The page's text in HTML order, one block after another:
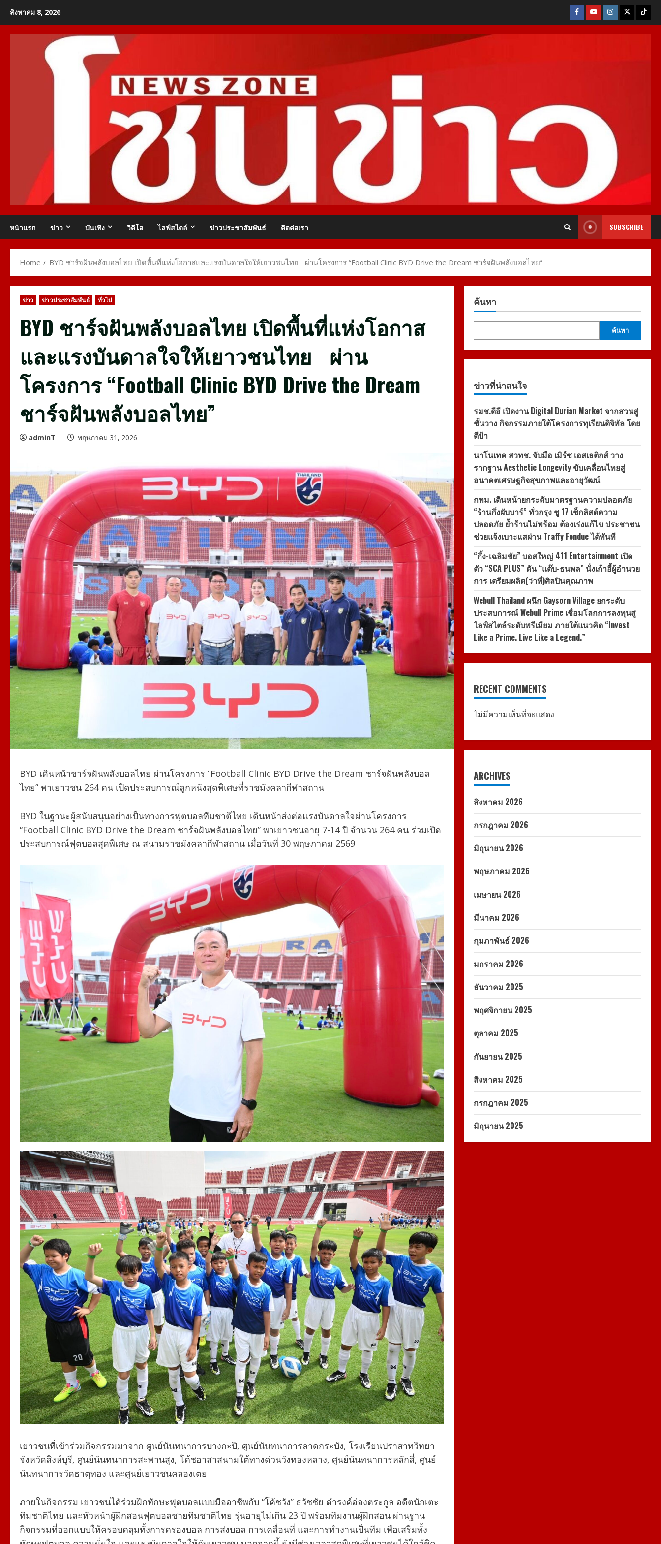
สิงหาคม 8, 2026 Facebook
YoutubeInstagram
X
หน้าแรก ข่าว บันเทิง วิดีโอ ไลฟ์สไตล์ ข่าวประชาสัมพันธ์ ติดต่อเรา SUBSCRIBE
Home BYD ชาร์จฝันพลังบอลไทย เปิดพื้นที่แห่งโอกาสและแรงบันดาลใจให้เยาวชนไทย ผ่านโครงการ “Football Clinic BYD Drive the Dream ชาร์จฝันพลังบอลไทย”
ข่าว ข่าวประชาสัมพันธ์ ทั่วไป
BYD ชาร์จฝันพลังบอลไทย เปิดพื้นที่แห่งโอกาส
และแรงบันดาลใจให้เยาวชนไทย ผ่าน
โครงการ “Football Clinic BYD Drive the Dream
ชาร์จฝันพลังบอลไทย”
adminT พฤษภาคม 31, 2026
BYD เดินหน้าชาร์จฝันพลังบอลไทย ผ่านโครงการ “Football Clinic BYD Drive the Dream ชาร์จฝันพลังบอล
ไทย” พาเยาวชน 264 คน เปิดประสบการณ์ลูกหนังสุดพิเศษที่ราชมังคลากีฬาสถาน
BYD ในฐานะผู้สนับสนุนอย่างเป็นทางการฟุตบอลทีมชาติไทย เดินหน้าส่งต่อแรงบันดาลใจผ่านโครงการ
“Football Clinic BYD Drive the Dream ชาร์จฝันพลังบอลไทย” พาเยาวชนอายุ 7-14 ปี จำนวน 264 คน ร่วมเปิด
ประสบการณ์ฟุตบอลสุดพิเศษ ณ สนามราชมังคลากีฬาสถาน เมื่อวันที่ 30 พฤษภาคม 2569
เยาวชนที่เข้าร่วมกิจกรรมมาจาก ศูนย์นันทนาการบางกะปิ, ศูนย์นันทนาการลาดกระบัง, โรงเรียนปราสาทวิทยา
จังหวัดสิงห์บุรี, ศูนย์นันทนาการสะพานสูง, โค้ชอาสาสนามใต้ทางด่วนวังทองหลาง, ศูนย์นันทนาการหลักสี่, ศูนย์
นันทนาการวัดธาตุทอง และศูนย์เยาวชนคลองเตย
ภายในกิจกรรม เยาวชนได้ร่วมฝึกทักษะฟุตบอลแบบมืออาชีพกับ “โค้ชวัง” ธวัชชัย ดำรงค์อ่องตระกูล อดีตนักเตะ
ทีมชาติไทย และหัวหน้าผู้ฝึกสอนฟุตบอลชายทีมชาติไทย รุ่นอายุไม่เกิน 23 ปี พร้อมทีมงานผู้ฝึกสอน ผ่านฐาน
กิจกรรมที่ออกแบบให้ครอบคลุมทั้งการครองบอล การส่งบอล การเคลื่อนที่ และการทำงานเป็นทีม เพื่อเสริมทั้ง
ค้นหา
ค้นหา
ข่าวที่น่าสนใจ
รมช.ดีอี เปิดงาน Digital Durian Market จากสวนสู่
ชั้นวาง กิจกรรมภายใต้โครงการทุเรียนดิจิทัล โดย
ดีป้า
นาโนเทค สวทช. จับมือ เมิร์ซ เอสเธติกส์ วาง
รากฐาน Aesthetic Longevity ขับเคลื่อนไทยสู่
อนาคตเศรษฐกิจสุขภาพและอายุวัฒน์
กทม. เดินหน้ายกระดับมาตรฐานความปลอดภัย
“ร้านกึ่งผับบาร์” ทั่วกรุง ชู 17 เช็กลิสต์ความ
ปลอดภัย ย้ำร้านไม่พร้อม ต้องเร่งแก้ไข ประชาชน
ช่วยแจ้งเบาะแสผ่าน Traffy Fondue ได้ทันที
“กึ้ง-เฉลิมชัย” บอสใหญ่ 411 Entertainment เปิด
ตัว “SCA PLUS” ดัน “แต๊บ-ธนพล” นั่งเก้าอี้ผู้อำนวย
การ เตรียมผลิต(ว่าที่)ศิลปินคุณภาพ
Webull Thailand ผนึก Gaysorn Village ยกระดับ
ประสบการณ์ Webull Prime เชื่อมโลกการลงทุนสู่
ไลฟ์สไตล์ระดับพรีเมียม ภายใต้แนวคิด “Invest
Like a Prime. Live Like a Legend.”
RECENT COMMENTS
ไม่มีความเห็นที่จะแสดง
ARCHIVES
สิงหาคม 2026
กรกฎาคม 2026
มิถุนายน 2026
พฤษภาคม 2026
เมษายน 2026
มีนาคม 2026
กุมภาพันธ์ 2026
มกราคม 2026
ธันวาคม 2025
พฤศจิกายน 2025
ตุลาคม 2025
กันยายน 2025
สิงหาคม 2025
กรกฎาคม 2025
มิถุนายน 2025